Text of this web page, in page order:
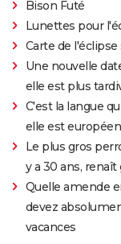
Bison Futé
Lunettes pour
Carte de l'éclipse
Une nouvelle
elle est plus
C'est la langue
elle est
Le plus gros
y a 30 ans, renaît
Quelle amende
devez
vacances